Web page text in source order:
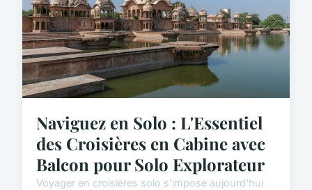
Naviguez en Solo : L'Essentiel
des Croisières en Cabine avec
Balcon pour Solo Explorateur
Voyager en croisières solo s'impose aujourd'hui